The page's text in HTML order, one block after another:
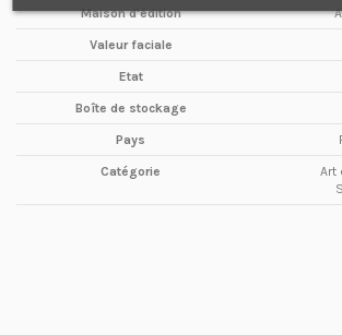
Maison d'édition
Valeur faciale
Etat
Boîte de stockage
Pays
Catégorie
Art